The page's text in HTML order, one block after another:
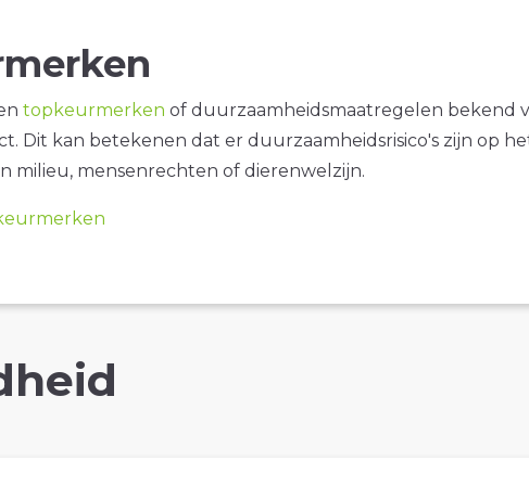
topkeurmerken of duurzaamheidsmaatregelen bekend
Dit kan betekenen dat er duurzaamheidsrisico's zijn op
milieu, mensenrechten of dierenwelzijn.